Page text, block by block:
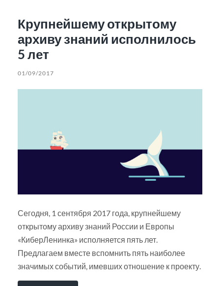
Крупнейшему открытому
архиву знаний исполнилось
5 лет
01/09/2017
Сегодня, 1 сентября 2017 года, крупнейшему
открытому архиву знаний России и Европы
«КиберЛенинка» исполняется пять лет.
Предлагаем вместе вспомнить пять наиболее
значимых событий, имевших отношение к проекту.